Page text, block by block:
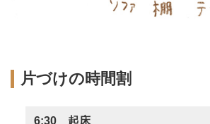
片づけの時間割
6:30 起床